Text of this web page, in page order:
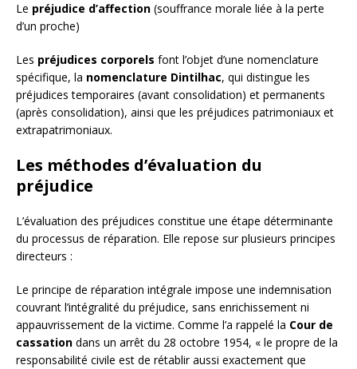
Le préjudice d’affection (souffrance morale liée à la perte
d’un proche)
Les préjudices corporels font l’objet d’une nomenclature
spécifique, la nomenclature Dintilhac, qui distingue les
préjudices temporaires (avant consolidation) et permanents
(après consolidation), ainsi que les préjudices patrimoniaux et
extrapatrimoniaux.
Les méthodes d’évaluation du
préjudice
L’évaluation des préjudices constitue une étape déterminante
du processus de réparation. Elle repose sur plusieurs principes
directeurs :
Le principe de réparation intégrale impose une indemnisation
couvrant l’intégralité du préjudice, sans enrichissement ni
appauvrissement de la victime. Comme l’a rappelé la Cour de
cassation dans un arrêt du 28 octobre 1954, « le propre de la
responsabilité civile est de rétablir aussi exactement que